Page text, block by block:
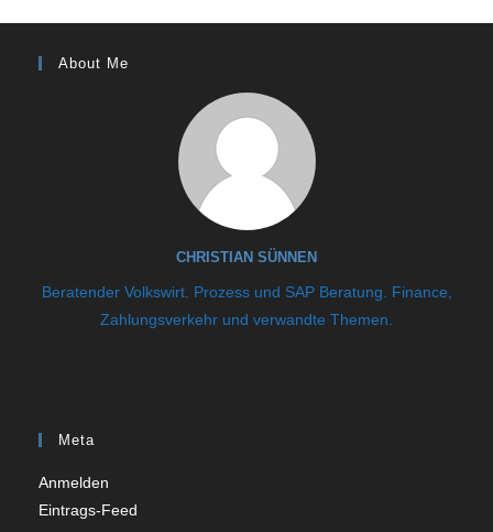
About Me
CHRISTIAN SÜNNEN
Beratender Volkswirt. Prozess und SAP Beratung. Finance,
Zahlungsverkehr und verwandte Themen.
Meta
Anmelden
Eintrags-Feed